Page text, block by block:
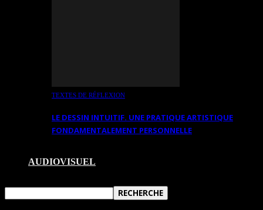
TEXTES DE RÉFLEXION
LE DESSIN INTUITIF. UNE PRATIQUE ARTISTIQUE
FONDAMENTALEMENT PERSONNELLE
AUDIOVISUEL